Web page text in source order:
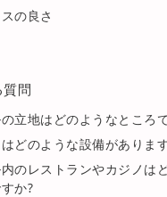
の良さ
質問
立地はどのようなところ
どのような設備がありま
のレストランやカジノは
か?